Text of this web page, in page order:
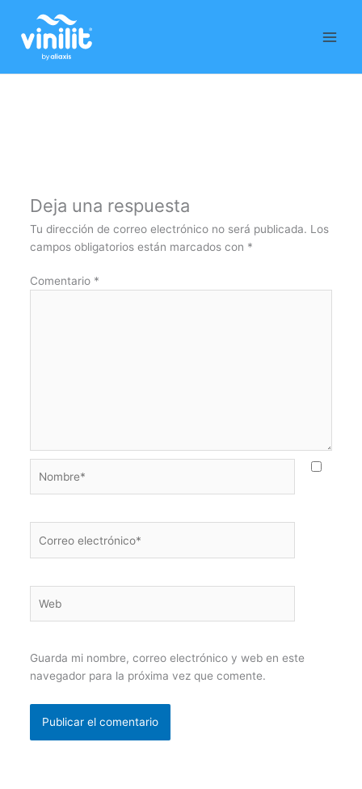
contenido
Deja una respuesta
Tu dirección de correo electrónico no será publicada. Los
campos obligatorios están marcados con *
Comentario *
electrónico*
Guarda mi nombre, correo electrónico y web en este
navegador para la próxima vez que comente.